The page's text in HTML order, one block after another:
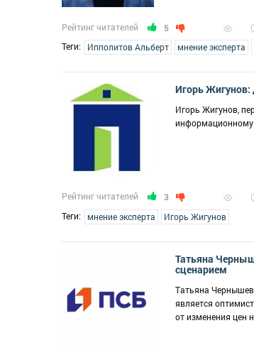
Рейтинг читателей 5
Теги:
Ипполитов Альберт мнение эксперта
Игорь Жигунов:
Игорь Жигунов,
информационному
Рейтинг читателей 3
Теги:
мнение эксперта Игорь Жигунов
Татьяна
сценарием
Татьяна
является
от изменения цен